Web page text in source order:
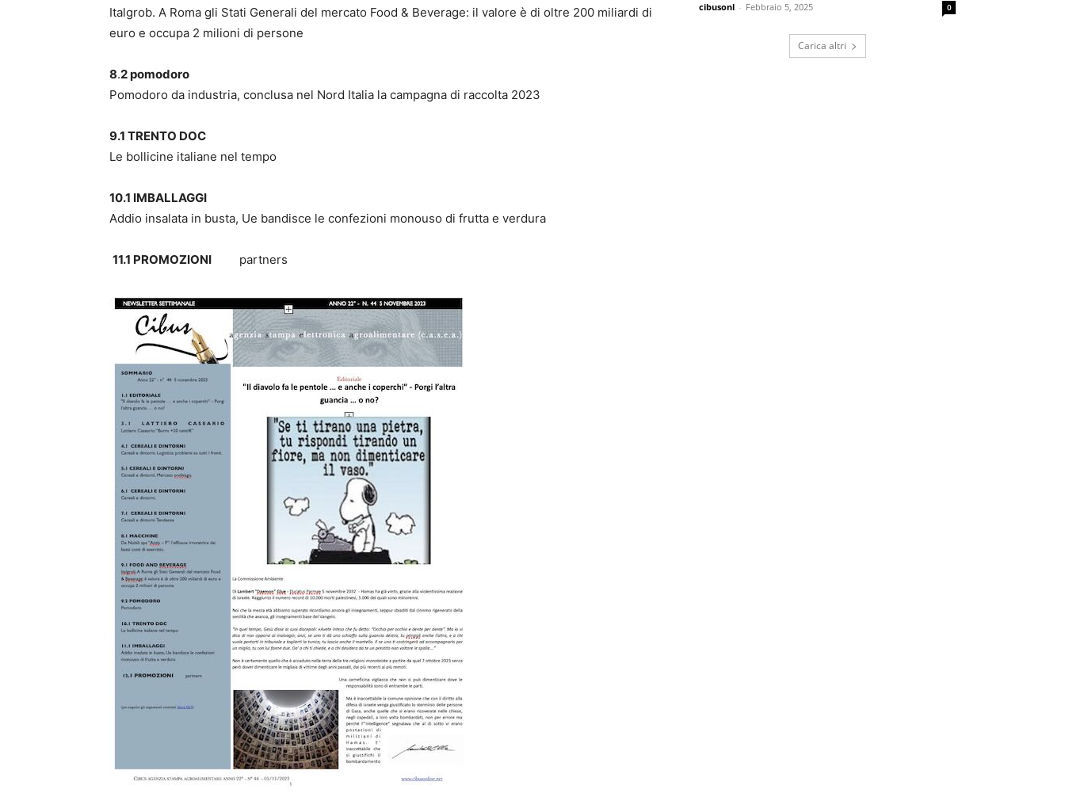
Italgrob. A Roma gli Stati Generali del mercato Food & Beverage: il valore è di oltre 200 miliardi di
euro e occupa 2 milioni di persone
8.2 pomodoro
Pomodoro da industria, conclusa nel Nord Italia la campagna di raccolta 2023
9.1 TRENTO DOC
Le bollicine italiane nel tempo
10.1 IMBALLAGGI
Addio insalata in busta, Ue bandisce le confezioni monouso di frutta e verdura
11.1 PROMOZIONI partners
cibusonl - Febbraio 5, 2025 0
Carica altri